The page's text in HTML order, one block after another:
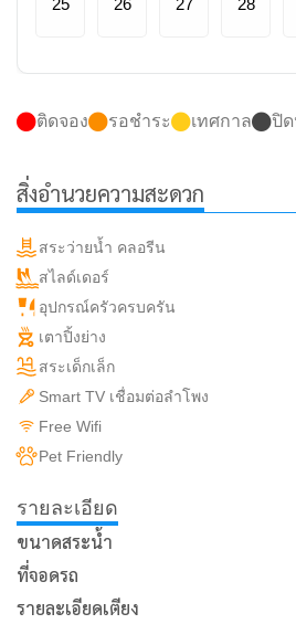
25 26 27 28
ติดจอง รอชำระ เทศกาล ปิด
สิ่งอำนวยความสะดวก
สระว่ายน้ำ คลอรีน
สไลด์เดอร์
อุปกรณ์ครัวครบครัน
เตาปิ้งย่าง
สระเด็กเล็ก
Smart TV เชื่อมต่อลำโพง
Free Wifi
Pet Friendly
รายละเอียด
ขนาดสระน้ำ
ที่จอดรถ
รายละเอียดเตียง